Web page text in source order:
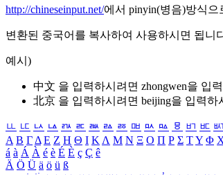
http://chineseinput.net/에서 pinyin(병음)방식
변환된 중국어를 복사하여 사용하시면 됩니
예시)
中文 을 입력하시려면 zhongwen을 입
北京 을 입력하시려면 beijing을 입력하
ㅥ ㅦ ㅧ ㅨ ㅩ ㅪ ㅫ ㅬ ㅭ ㅮ ㅯ ㅰ ㅱ ㅲ ㅳ ㅴ
Α Β ΓΔ Ε Ζ Η Θ Ι ΚΛ Μ Ν Ξ Ο Π Ρ Σ ΤΥ Φ
á à Á À é è É È ç Ç ê
Ä Ö Ü ä ö ü ß